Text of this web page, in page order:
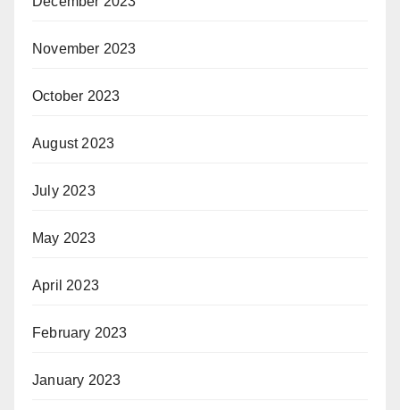
November 2023
October 2023
August 2023
July 2023
May 2023
April 2023
February 2023
January 2023